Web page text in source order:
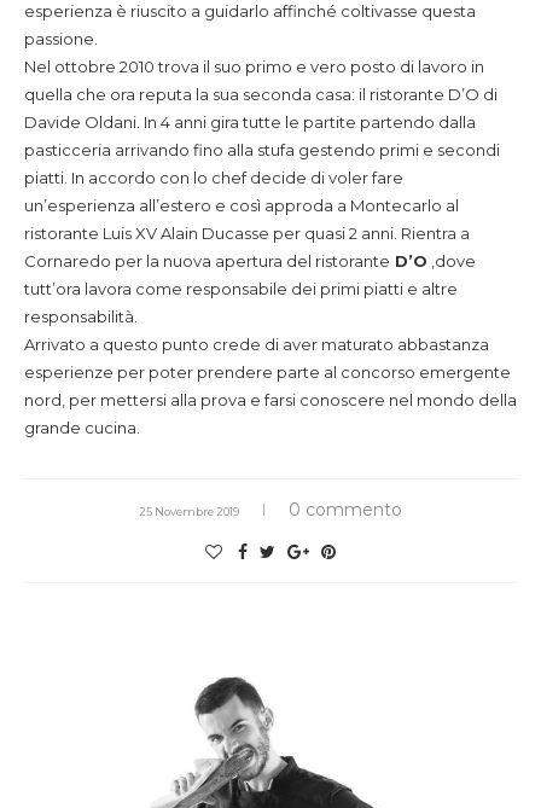
esperienza è riuscito a guidarlo affinché coltivasse questa
passione.
Nel ottobre 2010 trova il suo primo e vero posto di lavoro in
quella che ora reputa la sua seconda casa: il ristorante D’O di
Davide Oldani. In 4 anni gira tutte le partite partendo dalla
pasticceria arrivando fino alla stufa gestendo primi e secondi
piatti. In accordo con lo chef decide di voler fare
un’esperienza all’estero e così approda a Montecarlo al
ristorante Luis XV Alain Ducasse per quasi 2 anni. Rientra a
Cornaredo per la nuova apertura del ristorante D’O ,dove
tutt’ora lavora come responsabile dei primi piatti e altre
responsabilità.
Arrivato a questo punto crede di aver maturato abbastanza
esperienze per poter prendere parte al concorso emergente
nord, per mettersi alla prova e farsi conoscere nel mondo della
grande cucina.
25 Novembre 2019 0 commento